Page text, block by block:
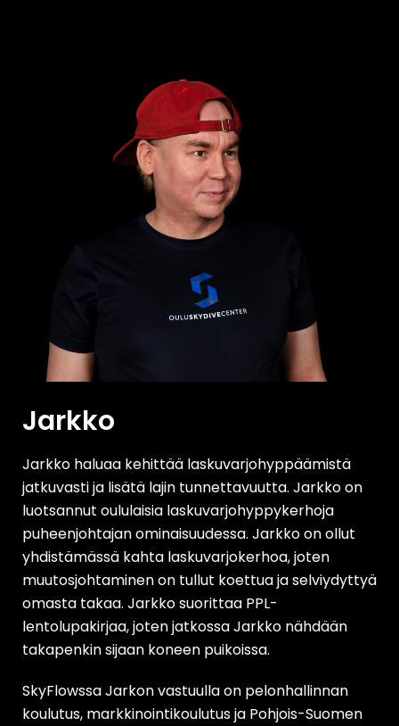
Jarkko
Jarkko haluaa kehittää laskuvarjohyppäämistä
jatkuvasti ja lisätä lajin tunnettavuutta. Jarkko on
luotsannut oululaisia laskuvarjohyppykerhoja
puheenjohtajan ominaisuudessa. Jarkko on ollut
yhdistämässä kahta laskuvarjokerhoa, joten
muutosjohtaminen on tullut koettua ja selviydyttyä
omasta takaa. Jarkko suorittaa PPL-
lentolupakirjaa, joten jatkossa Jarkko nähdään
takapenkin sijaan koneen puikoissa.
SkyFlowssa Jarkon vastuulla on pelonhallinnan
koulutus, markkinointikoulutus ja Pohjois-Suomen